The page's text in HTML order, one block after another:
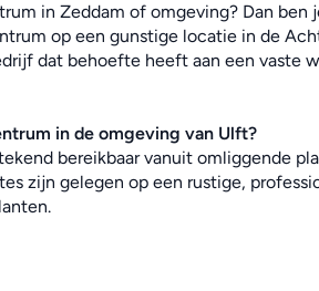
in Zeddam of omgeving? Dan ben
op een gunstige locatie in de
dat behoefte heeft aan een vaste
in de omgeving van Ulft?
bereikbaar vanuit omliggende
zijn gelegen op een rustige,